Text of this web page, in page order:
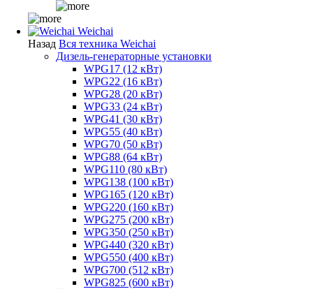
Weichai
Назад Вся техника Weichai
Дизель-генераторные установки
WPG17 (12 кВт)
WPG22 (16 кВт)
WPG28 (20 кВт)
WPG33 (24 кВт)
WPG41 (30 кВт)
WPG55 (40 кВт)
WPG70 (50 кВт)
WPG88 (64 кВт)
WPG110 (80 кВт)
WPG138 (100 кВт)
WPG165 (120 кВт)
WPG220 (160 кВт)
WPG275 (200 кВт)
WPG350 (250 кВт)
WPG440 (320 кВт)
WPG550 (400 кВт)
WPG700 (512 кВт)
WPG825 (600 кВт)